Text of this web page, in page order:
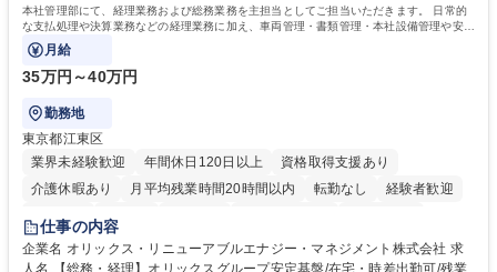
本社管理部にて、経理業務および総務業務を主担当としてご担当いただきます。 日常的
な支払処理や決算業務などの経理業務に加え、車両管理・書類管理・本社設備管理や安全
対策など幅広い総務業務もお任せします。
月給
35万円～40万円
勤務地
東京都江東区
業界未経験歓迎
年間休日120日以上
資格取得支援あり
介護休暇あり
月平均残業時間20時間以内 転勤なし
経験者歓迎
研修あり
在宅OK
駅近5分以内
資格取得手当あり 土日祝休み
仕事の内容
企業名 オリックス・リニューアブルエナジー・マネジメント株式会社 求
人名 【総務・経理】オリックスグループ安定基盤/在宅・時差出勤可/残業